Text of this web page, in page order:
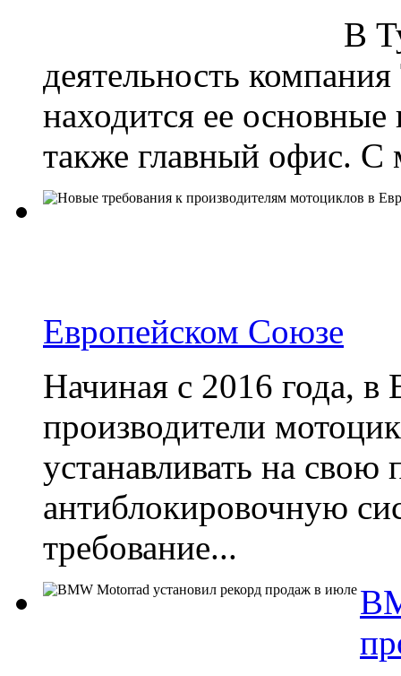
В
деятельность
находится ее
также главный офис. С
Европейском Союзе
Начиная с 2016 года, в
производители
устанавливать на
антиблокировочную
требование...